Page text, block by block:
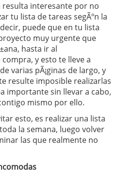
interesante por no
tu lista de tareas segÃºn la
puede que en tu lista
muy urgente que
hasta ir al
y esto te lleve a
varias pÃ¡ginas de largo, y
resulte imposible realizarlas
importante sin llevar a cabo,
mismo por ello.
esto, es realizar una lista
la semana, luego volver
las que realmente no